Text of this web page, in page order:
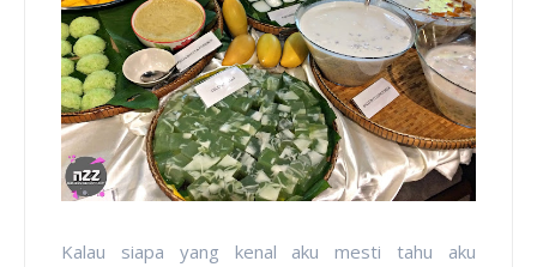
Kalau siapa yang kenal aku mesti tahu aku